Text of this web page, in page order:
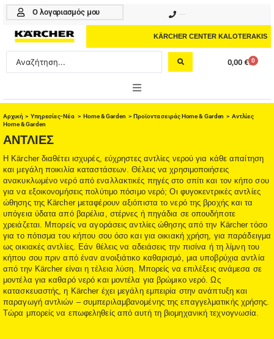
Μετάβαση
περιεχόμενο
Ο λογαριασμός μου
KÄRCHER CENTER KALOTERAKIS
Search
...
0,00 € 0
Cart
HOME & GARDEN
PROFESSIONAL
ΑΞΕΣΟΥΑΡ
ΚΑΘΑΡΙΣΤΙΚΑ
ΥΠΗΡΕΣΙΕΣ-ΝΕΑ-ΛΥΣΕΙΣ
Αρχική > Υπηρεσίες-Νέα >Home & Garden >Προϊοντα σειράς Home & Garden > Αντλίες
Home & Garden
ΑΝΤΛΙΕΣ
Η Kärcher διαθέτει ισχυρές, εύχρηστες αντλίες νερού για κάθε απαίτηση
και μεγάλη ποικιλία καταστάσεων. Θέλεις να χρησιμοποιήσεις
ανακυκλωμένο νερό από εναλλακτικές πηγές στο σπίτι και τον κήπο σου
για να εξοικονομήσεις πολύτιμο πόσιμο νερό; Οι φυγοκεντρικές αντλίες
ώθησης της Kärcher μεταφέρουν αξιόπιστα το νερό της βροχής και τα
υπόγεια ύδατα από βαρέλια, στέρνες ή πηγάδια σε οπουδήποτε
χρειάζεται. Μπορείς να αγοράσεις αντλίες ώθησης από την Kärcher τόσο
για το πότισμα του κήπου σου όσο και για οικιακή χρήση, για παράδειγμα
ως οικιακές αντλίες. Εάν θέλεις να αδειάσεις την πισίνα ή τη λίμνη του
κήπου σου πριν από έναν ανοιξιάτικο καθαρισμό, μια υποβρύχια αντλία
από την Kärcher είναι η τέλεια λύση. Μπορείς να επιλέξεις ανάμεσα σε
μοντέλα για καθαρό νερό και μοντέλα για βρώμικο νερό. Ως
κατασκευαστής, η Kärcher έχει μεγάλη εμπειρία στην ανάπτυξη και
παραγωγή αντλιών – συμπεριλαμβανομένης της επαγγελματικής χρήσης.
Τώρα μπορείς να επωφεληθείς από αυτή τη βιομηχανική τεχνογνωσία.